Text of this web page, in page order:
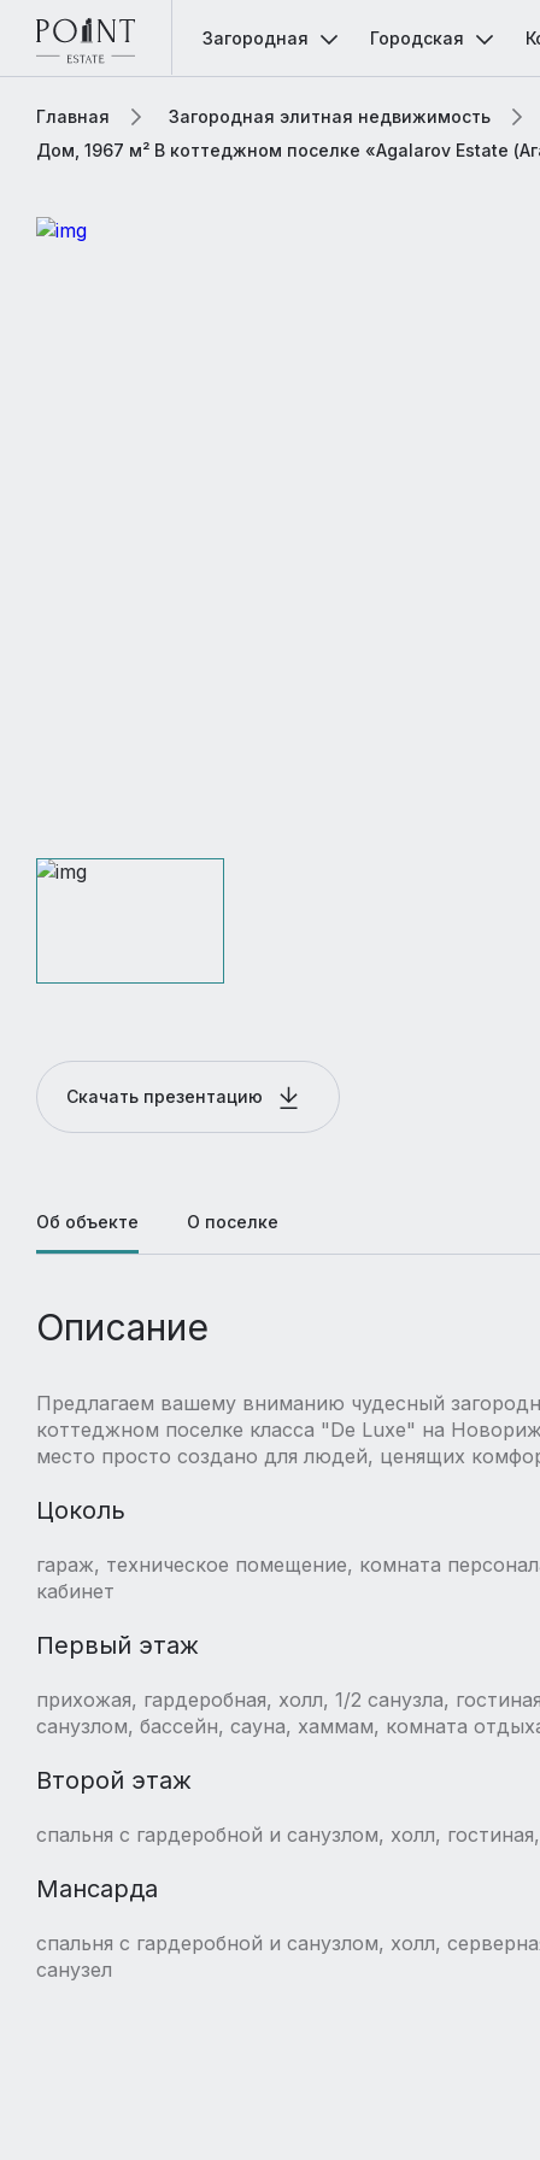
Загородная Городская
Главная
Загородная элитная недвижимость
Дом, 1967 м² В коттеджном поселке «Agalarov Estate
Скачать презентацию
Об объекте О поселке
Описание
Предлагаем вашему вниманию чудесный
коттеджном поселке класса "De Luxe" на
место просто создано для людей, ценящих
Цоколь
гараж, техническое помещение, комната
кабинет
Первый этаж
прихожая, гардеробная, холл, 1/2 санузла,
санузлом, бассейн, сауна, хаммам, комната
Второй этаж
спальня с гардеробной и санузлом, холл,
Мансарда
спальня с гардеробной и санузлом, холл,
санузел